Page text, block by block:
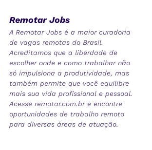
Remotar Jobs
A Remotar Jobs é a maior curadoria
de vagas remotas do Brasil.
Acreditamos que a liberdade de
escolher onde e como trabalhar não
só impulsiona a produtividade, mas
também permite que você equilibre
mais sua vida profissional e pessoal.
Acesse remotar.com.br e encontre
oportunidades de trabalho remoto
para diversas áreas de atuação.